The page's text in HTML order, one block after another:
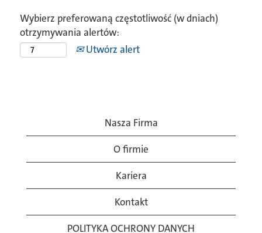
Wybierz preferowaną częstotliwość (w dniach)
otrzymywania alertów:
Utwórz alert
Nasza Firma
O firmie
Kariera
Kontakt
POLITYKA OCHRONY DANYCH